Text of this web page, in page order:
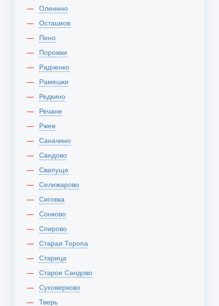
Оленино
Осташков
Пено
Порожки
Радченко
Рамешки
Редкино
Речане
Ржев
Саначино
Сандово
Свапуще
Селижарово
Сиговка
Сонково
Спирово
Старая Торопа
Старица
Старое Сандово
Суховерково
Тверь